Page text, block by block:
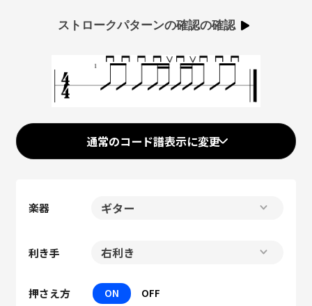
ストロークパターンの確認の確認
通常のコード譜表示に変更
楽器
利き手
押さえ方 ON OFF